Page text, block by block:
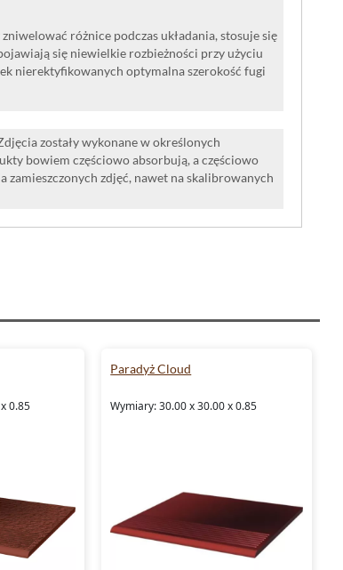
różnice podczas układania, stosuje się
się niewielkie rozbieżności przy użyciu
nierektyfikowanych optymalna szerokość fugi
zostały wykonane w określonych
bowiem częściowo absorbują, a częściowo
zdjęć, nawet na skalibrowanych
0.85
Paradyż Cloud
Wymiary: 30.00 x 30.00 x 0.85